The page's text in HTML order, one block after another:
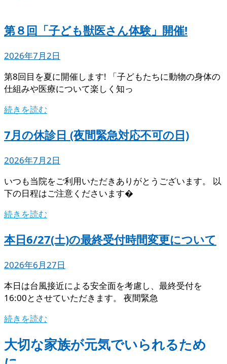
第８回「子ども獣医さん体験」開催!
2026年7月2日
第8回目を夏に開催します! 「子どもたちに動物の身体の
仕組みや医療について楽しく知っ
続きを読む
7月の休診日 (夜間緊急対応不可の日)
2026年7月2日
いつも当院をご利用いただきありがとうございます。 以
下の日程はご注意くださいます�
続きを読む
本日6/27(土)の最終受付時間変更について
2026年6月27日
本日は台風接近による安全面を考慮し、最終受付を
16:00とさせていただきます。 夜間緊急
続きを読む
大切な家族が元気でいられるため